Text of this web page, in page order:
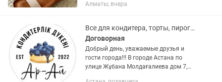
также на 38,5
Алматы, вчера
Все для кондитера, торты, пироги и свежие выпечки в наличии и на заказ
Договорная
Добрый день, уважаемые друзья и
гости города!!! В городе Астана по
улицe Жұбана Молдағалиева дом 7,